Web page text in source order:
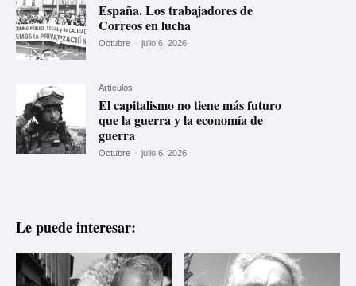
España. Los trabajadores de
Correos en lucha
Octubre - julio 6, 2026
Artículos
El capitalismo no tiene más futuro
que la guerra y la economía de
guerra
Octubre - julio 6, 2026
Le puede interesar: